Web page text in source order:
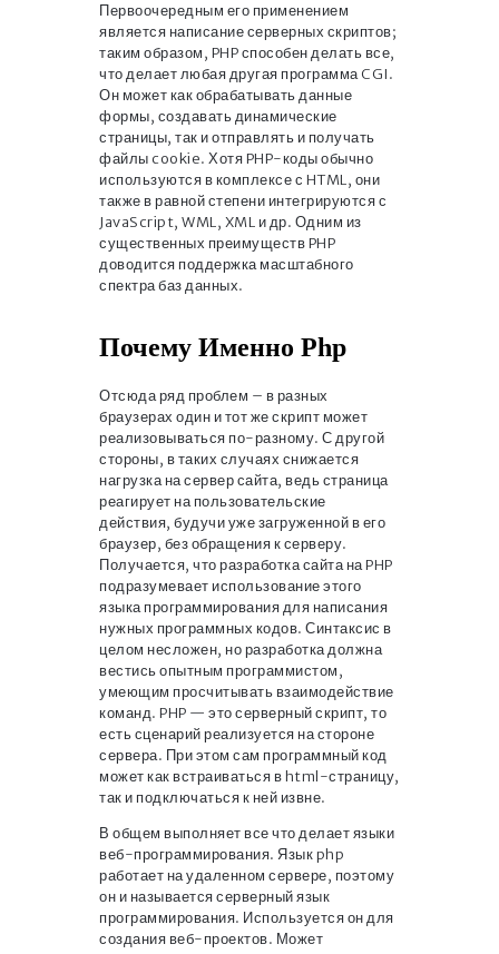
Первоочередным его применением
является написание серверных скриптов;
таким образом, PHP способен делать все,
что делает любая другая программа CGI.
Он может как обрабатывать данные
формы, создавать динамические
страницы, так и отправлять и получать
файлы cookie. Хотя PHP-коды обычно
используются в комплексе с HTML, они
также в равной степени интегрируются с
JavaScript, WML, XML и др. Одним из
существенных преимуществ PHP
доводится поддержка масштабного
спектра баз данных.
Почему Именно Php
Отсюда ряд проблем – в разных
браузерах один и тот же скрипт может
реализовываться по-разному. С другой
стороны, в таких случаях снижается
нагрузка на сервер сайта, ведь страница
реагирует на пользовательские
действия, будучи уже загруженной в его
браузер, без обращения к серверу.
Получается, что разработка сайта на PHP
подразумевает использование этого
языка программирования для написания
нужных программных кодов. Синтаксис в
целом несложен, но разработка должна
вестись опытным программистом,
умеющим просчитывать взаимодействие
команд. PHP — это серверный скрипт, то
есть сценарий реализуется на стороне
сервера. При этом сам программный код
может как встраиваться в html-страницу,
так и подключаться к ней извне.
В общем выполняет все что делает языки
веб-программирования. Язык php
работает на удаленном сервере, поэтому
он и называется серверный язык
программирования. Используется он для
создания веб-проектов. Может